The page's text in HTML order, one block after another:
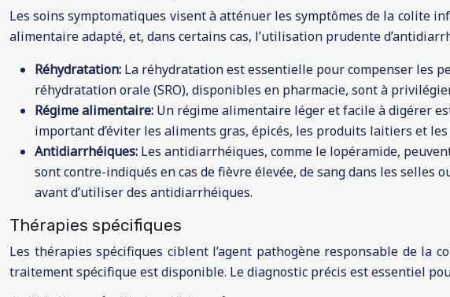
Les soins symptomatiques visent à atténuer les symptômes de la colite
alimentaire adapté, et, dans certains cas, l’utilisation prudente
Réhydratation: La réhydratation est essentielle pour compenser les
réhydratation orale (SRO), disponibles en pharmacie, sont à
Régime alimentaire: Un régime alimentaire léger et facile à digérer
important d’éviter les aliments gras, épicés, les produits laitiers et les
Antidiarrhéiques: Les antidiarrhéiques, comme le lopéramide,
sont contre-indiqués en cas de fièvre élevée, de sang dans les selles
avant d’utiliser des antidiarrhéiques.
Thérapies spécifiques
Les thérapies spécifiques ciblent l’agent pathogène responsable de la
traitement spécifique est disponible. Le diagnostic précis est essentiel